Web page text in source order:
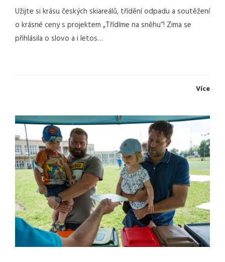
Užijte si krásu českých skiareálů, třídění odpadu a soutěžení
o krásné ceny s projektem „Třídíme na sněhu“! Zima se
přihlásila o slovo a i letos…
Více